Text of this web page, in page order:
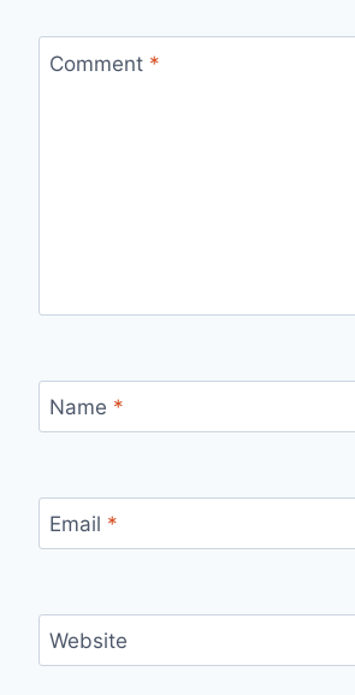
Comment *
Name *
Email *
Website